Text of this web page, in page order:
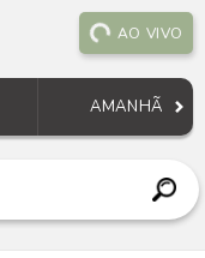
AO VIVO
AMANHÃ